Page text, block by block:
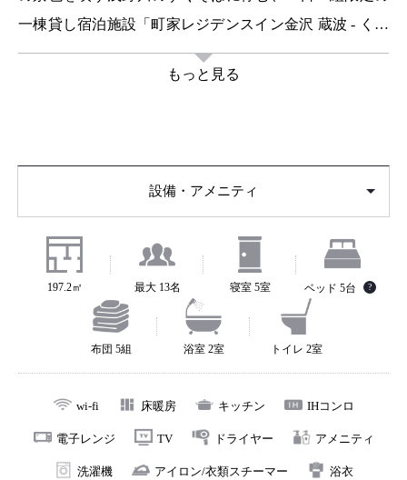
一棟貸し宿泊施設「町家レジデンスイン金沢 蔵波 - くら
は」。加賀百万石の歴史とともに代々受け継がれてきた
蔵を有する、完全プライベートな町家（町屋）宿。
町家。1階には、かつての町家の梁を活かした吹き抜けの
リビングダイニングが広がります。すぐそばにはキッチ
光がやわらかに差し込む和寝室があり、ゆったりとした
ひとときをお過ごしいただけます。
さらに奥へ足を進めると、代々受け継がれてきた「蔵」
を活かした特別な寝室が出迎えます。堅牢な蔵の造りを
そのままに、土壁と木組みがあたたかな趣を醸し出しま
す。町家の随所に置かれた和箪笥は、かつてこの蔵で使
われていたもの。長い年月を経た木肌や金具の表情から
は、この町家が歩んできた歴史の面影が感じられます。
もっと見る
設備・アメニティ
197.2㎡ 最大 13名 寝室 5室 ベッド 5台 ?
布団 5組 浴室 2室 トイレ 2室
wi-fi 床暖房 キッチン IHコンロ
電子レンジ TV ドライヤー アメニティ
洗濯機 アイロン/衣類スチーマー 浴衣